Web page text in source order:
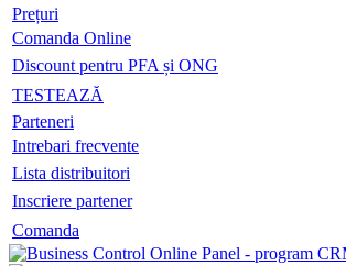
Prețuri
Comanda Online
Discount pentru PFA și ONG
TESTEAZĂ
Parteneri
Intrebari frecvente
Lista distribuitori
Inscriere partener
Comanda